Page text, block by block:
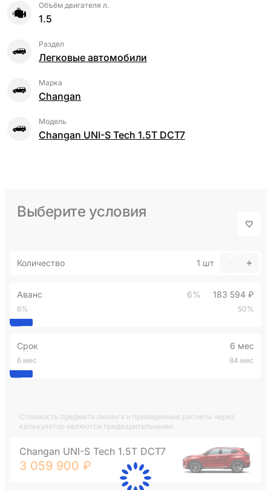
Объём двигателя л.
1.5
Раздел
Легковые автомобили
Марка
Changan
Модель
Changan UNI-S Tech 1.5T DCT7
Выберите условия
Количество 1 шт
Аванс 6% 183 594 ₽
6% 50%
Срок 6 мес
6 мес 84 мес
Стоимость предмета лизинга и приведенные расчеты через
калькулятор являются предварительными
Changan UNI-S Tech 1.5T DCT7
3 059 900 ₽